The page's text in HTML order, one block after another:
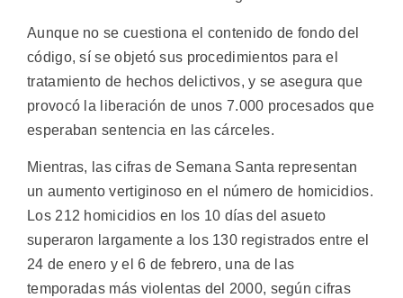
Aunque no se cuestiona el contenido de fondo del
código, sí se objetó sus procedimientos para el
tratamiento de hechos delictivos, y se asegura que
provocó la liberación de unos 7.000 procesados que
esperaban sentencia en las cárceles.
Mientras, las cifras de Semana Santa representan
un aumento vertiginoso en el número de homicidios.
Los 212 homicidios en los 10 días del asueto
superaron largamente a los 130 registrados entre el
24 de enero y el 6 de febrero, una de las
temporadas más violentas del 2000, según cifras